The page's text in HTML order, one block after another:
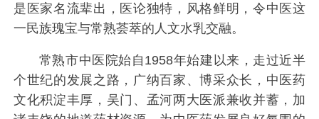
是医家名流辈出，医论独特，风格鲜明，令中医这
一民族瑰宝与常熟荟萃的人文水乳交融。
常熟市中医院始自1958年始建以来，走过近半
个世纪的发展之路，广纳百家、博采众长，中医药
文化积淀丰厚，吴门、孟河两大医派兼收并蓄，加